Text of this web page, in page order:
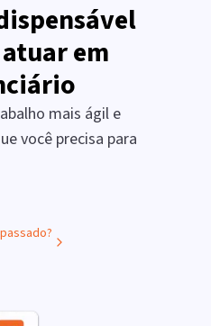
em
mais ágil e
você precisa para